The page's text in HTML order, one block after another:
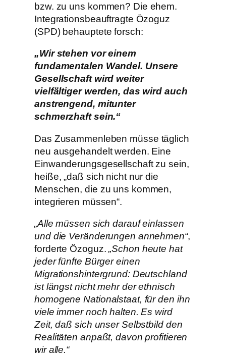
bzw. zu uns kommen? Die ehem.
Integrationsbeauftragte Özoguz
(SPD) behauptete forsch:
„Wir stehen vor einem
fundamentalen Wandel. Unsere
Gesellschaft wird weiter
vielfältiger werden, das wird auch
anstrengend, mitunter
schmerzhaft sein.“
Das Zusammenleben müsse täglich
neu ausgehandelt werden. Eine
Einwanderungsgesellschaft zu sein,
heiße, „daß sich nicht nur die
Menschen, die zu uns kommen,
integrieren müssen“.
„Alle müssen sich darauf einlassen
und die Veränderungen annehmen“,
forderte Özoguz.„Schon heute hat
jeder fünfte Bürger einen
Migrationshintergrund: Deutschland
ist längst nicht mehr der ethnisch
homogene Nationalstaat, für den ihn
viele immer noch halten. Es wird
Zeit, daß sich unser Selbstbild den
Realitäten anpaßt, davon profitieren
wir alle.“